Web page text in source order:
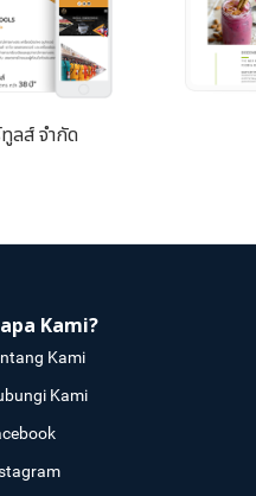
ลส์ จำกัด
Kami?
Kami
Kami